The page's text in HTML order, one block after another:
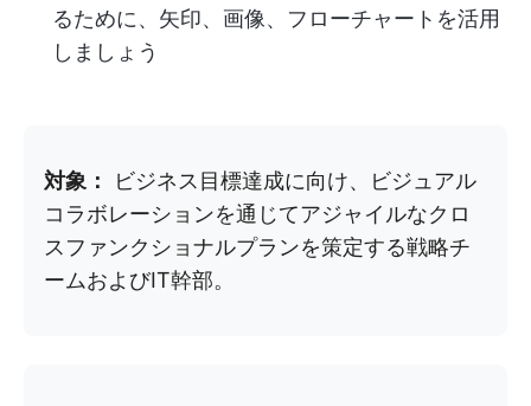
るために、矢印、画像、フローチャートを活用
しましょう
対象：
ビジネス目標達成に向け、ビジュアル
コラボレーションを通じてアジャイルなクロ
スファンクショナルプランを策定する戦略チ
ームおよびIT幹部。